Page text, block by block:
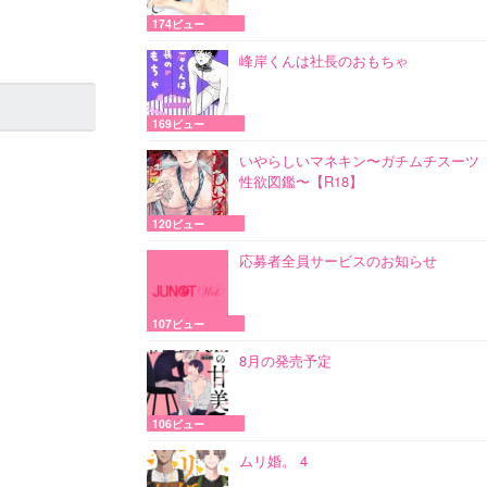
174ビュー
峰岸くんは社長のおもちゃ
169ビュー
いやらしいマネキン〜ガチムチスーツ
性欲図鑑〜【R18】
120ビュー
応募者全員サービスのお知らせ
107ビュー
8月の発売予定
106ビュー
ムリ婚。 4